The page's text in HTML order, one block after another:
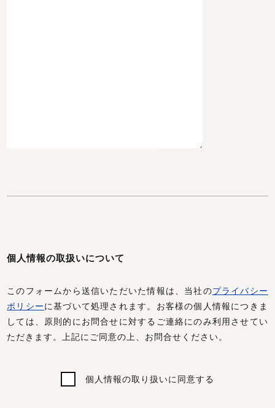
個人情報の取扱いについて
このフォームから送信いただいた情報は、当社のプライバシー
ポリシーに基づいて処理されます。お客様の個人情報につきま
しては、原則的にお問合せに対するご連絡にのみ利用させてい
ただきます。上記にご同意の上、お問合せください。
個人情報の取り扱いに同意する